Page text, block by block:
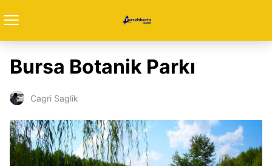
Bursa Botanik Parkı
Cagri Saglik